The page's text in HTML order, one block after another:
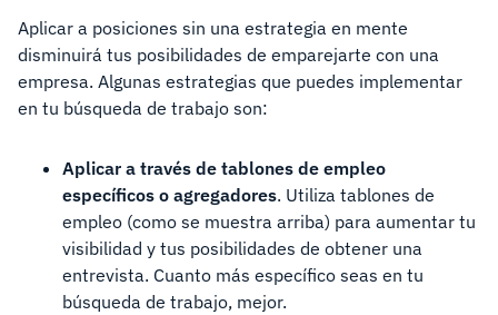
Aplicar a posiciones sin una estrategia en mente
disminuirá tus posibilidades de emparejarte con una
empresa. Algunas estrategias que puedes implementar
en tu búsqueda de trabajo son:
Aplicar a través de tablones de empleo
específicos o agregadores. Utiliza tablones de
empleo (como se muestra arriba) para aumentar tu
visibilidad y tus posibilidades de obtener una
entrevista. Cuanto más específico seas en tu
búsqueda de trabajo, mejor.